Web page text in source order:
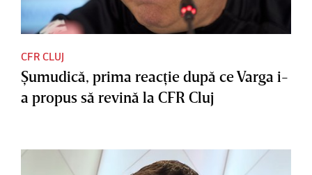
CFR CLUJ
Şumudică, prima reacţie după ce Varga i-
a propus să revină la CFR Cluj